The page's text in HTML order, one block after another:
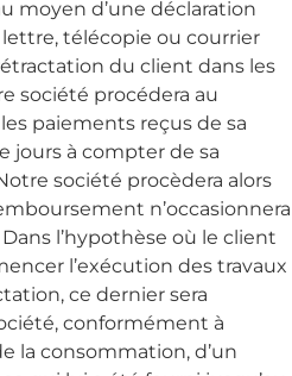
moyen d’une déclaration
télécopie ou courrier
du client dans les
société procédera au
paiements reçus de sa
jours à compter de sa
société procèdera alors
n’occasionnera
l’hypothèse où le client
l’exécution des travaux
ce dernier sera
conformément à
la consommation, d’un